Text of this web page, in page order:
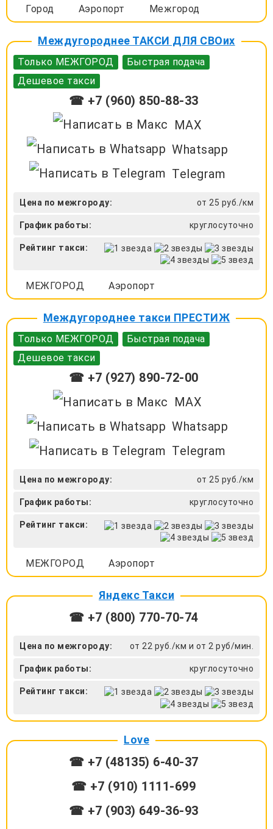
Город Аэропорт Межгород
Междугороднее ТАКСИ ДЛЯ СВОих
Только МЕЖГОРОД
Быстрая подача
Дешевое такси
☎ +7 (960) 850-88-33
MAX
Whatsapp
Telegram
Цена по межгороду: от 25 руб./км
График работы: круглосуточно
Рейтинг такси:
МЕЖГОРОД Аэропорт
Междугороднее такси ПРЕСТИЖ
Только МЕЖГОРОД
Быстрая подача
Дешевое такси
☎ +7 (927) 890-72-00
MAX
Whatsapp
Telegram
Цена по межгороду: от 25 руб./км
График работы: круглосуточно
Рейтинг такси:
МЕЖГОРОД Аэропорт
Яндекс Такси
☎ +7 (800) 770-70-74
Цена по межгороду: от 22 руб./км и от 2 руб/мин.
График работы: круглосуточно
Рейтинг такси:
Love
☎ +7 (48135) 6-40-37
☎ +7 (910) 1111-699
☎ +7 (903) 649-36-93